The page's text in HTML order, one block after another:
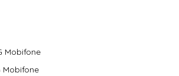
Mobifone
Mobifone